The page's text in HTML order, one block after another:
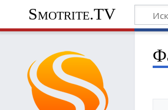
Smotrite.TV